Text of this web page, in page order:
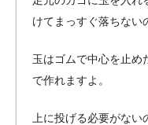
けてまっすぐ落ちない
玉はゴムで中心を止め
で作れますよ。
上に投げる必要がな